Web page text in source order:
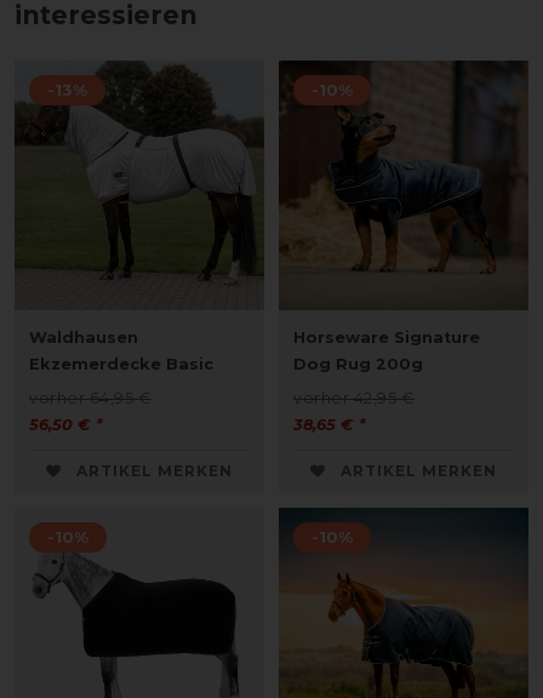
interessieren
-13%
Waldhausen
Ekzemerdecke Basic
vorher 64,95 €
56,50 € *
ARTIKEL MERKEN
-10%
Horseware Signature
Dog Rug 200g
vorher 42,95 €
38,65 € *
ARTIKEL MERKEN
-10% -10%